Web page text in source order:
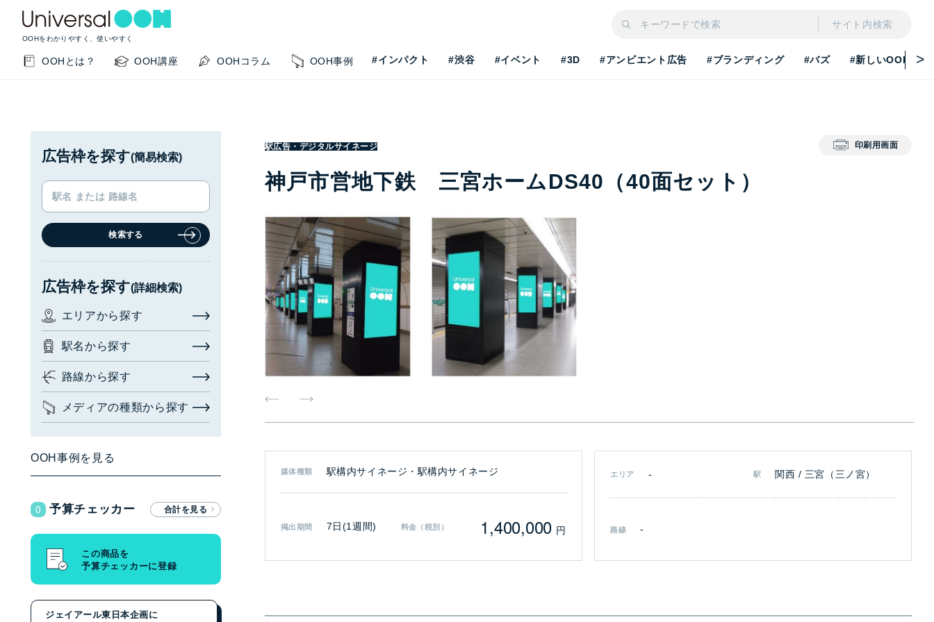
OOHをわかりやすく、使いやすく
サイト内検索
OOHとは？ OOH講座 OOHコラム OOH事例 #インパクト #渋谷 #イベント #3D #アンビエント広告 #ブランディング #バズ #新しいOOH
KEYWORD SEARCH
サイト内検索
閉じる
広告枠を探す
広告枠を探す
エリアから探す
路線から探す
メディアの種類から探す
GUIDE
このサイトの使い方
OOH最新事情を知りたい
閉じる
駅広告・デジタルサイネージ 印刷用画面
神戸市営地下鉄 三宮ホームDS40（40面セット）
媒体種類 駅構内サイネージ・駅構内サイネージ
掲出期間 7日(1週間) 料金（税別） 1,400,000 円
エリア - 駅 関西 / 三宮（三ノ宮）
路線 -
広告枠を探す(簡易検索)
検索する
広告枠を探す(詳細検索)
エリアから探す
駅名から探す
路線から探す
メディアの種類から探す
OOH事例を見る
予算チェッカー
0
この商品を
予算チェッカーに登録
ジェイアール東日本企画に